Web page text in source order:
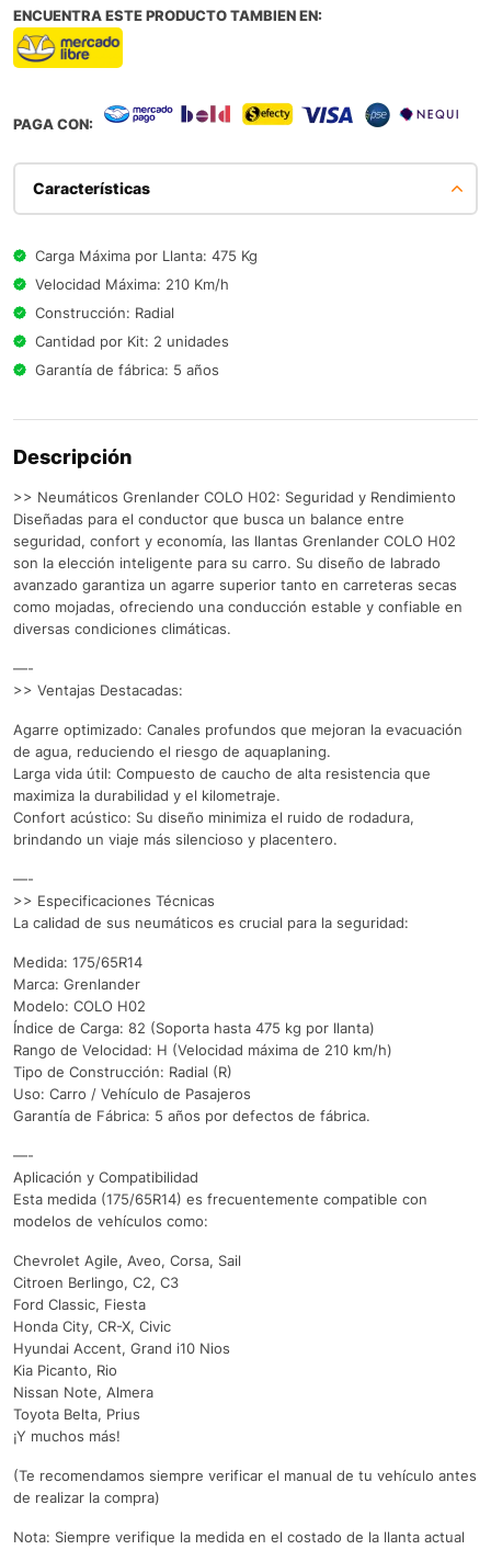
ENCUENTRA ESTE PRODUCTO TAMBIEN EN:
PAGA CON:
Características
Carga Máxima por Llanta: 475 Kg
Velocidad Máxima: 210 Km/h
Construcción: Radial
Cantidad por Kit: 2 unidades
Garantía de fábrica: 5 años
Descripción
>> Neumáticos Grenlander COLO H02: Seguridad y Rendimiento
Diseñadas para el conductor que busca un balance entre
seguridad, confort y economía, las llantas Grenlander COLO H02
son la elección inteligente para su carro. Su diseño de labrado
avanzado garantiza un agarre superior tanto en carreteras secas
como mojadas, ofreciendo una conducción estable y confiable en
diversas condiciones climáticas.
—-
>> Ventajas Destacadas:
Agarre optimizado: Canales profundos que mejoran la evacuación
de agua, reduciendo el riesgo de aquaplaning.
Larga vida útil: Compuesto de caucho de alta resistencia que
maximiza la durabilidad y el kilometraje.
Confort acústico: Su diseño minimiza el ruido de rodadura,
brindando un viaje más silencioso y placentero.
—-
>> Especificaciones Técnicas
La calidad de sus neumáticos es crucial para la seguridad:
Medida: 175/65R14
Marca: Grenlander
Modelo: COLO H02
Índice de Carga: 82 (Soporta hasta 475 kg por llanta)
Rango de Velocidad: H (Velocidad máxima de 210 km/h)
Tipo de Construcción: Radial (R)
Uso: Carro / Vehículo de Pasajeros
Garantía de Fábrica: 5 años por defectos de fábrica.
—-
Aplicación y Compatibilidad
Esta medida (175/65R14) es frecuentemente compatible con
modelos de vehículos como:
Chevrolet Agile, Aveo, Corsa, Sail
Citroen Berlingo, C2, C3
Ford Classic, Fiesta
Honda City, CR-X, Civic
Hyundai Accent, Grand i10 Nios
Kia Picanto, Rio
Nissan Note, Almera
Toyota Belta, Prius
¡Y muchos más!
(Te recomendamos siempre verificar el manual de tu vehículo antes
de realizar la compra)
Nota: Siempre verifique la medida en el costado de la llanta actual